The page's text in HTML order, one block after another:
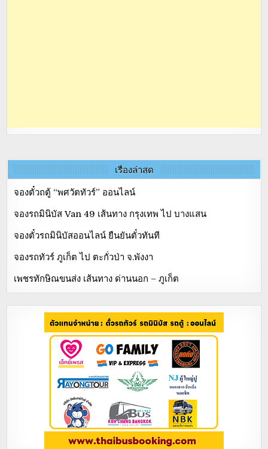
เรื่องล่าสุด
จองตั๋วถตู้ “พศวัตทัวร์” ออนไลน์
จองรถมินิบัส Van 49 เส้นทาง กรุงเทพ ไป บางแสน
จองตั๋วรถมินิบัสออนไลน์ ยืนยันตั๋วทันที
จองรถทัวร์ ภูเก็ต ไป ตะกั่วป่า จ.พังงา
เพชรทักษิณขนส่ง เส้นทาง ด่านนอก – ภูเก็ต